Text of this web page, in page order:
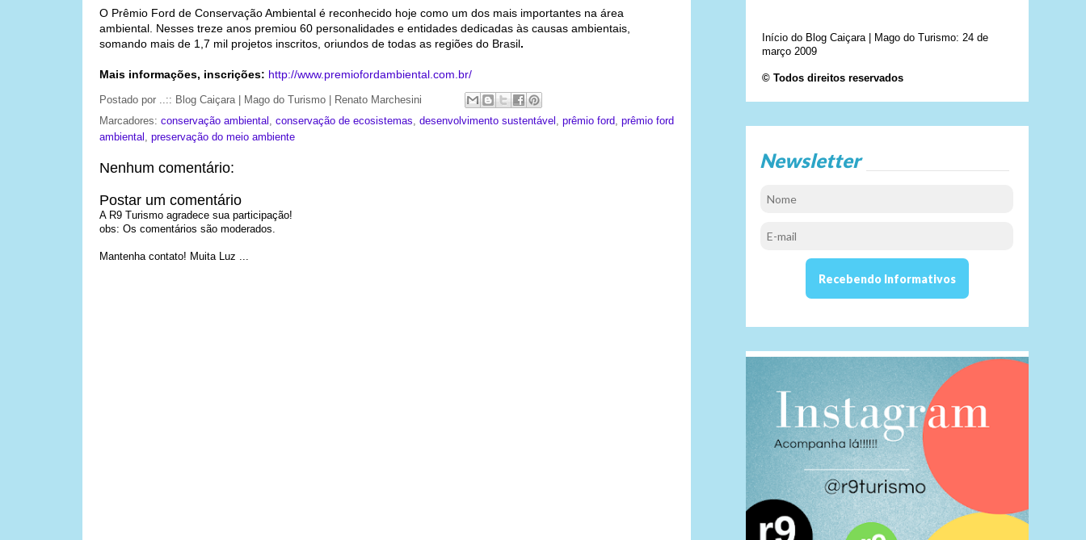
O Prêmio Ford de Conservação Ambiental é reconhecido hoje como um dos mais importantes na área
ambiental. Nesses treze anos premiou 60 personalidades e entidades dedicadas às causas ambientais,
somando mais de 1,7 mil projetos inscritos, oriundos de todas as regiões do Brasil.
Mais informações, inscrições: http://www.premiofordambiental.com.br/
Postado por
..:: Blog Caiçara | Mago do Turismo | Renato Marchesini
Marcadores: conservação ambiental , conservação de ecosistemas, desenvolvimento sustentável , prêmio ford, prêmio ford
ambiental , preservação do meio ambiente
Nenhum comentário:
Postar um comentário
A R9 Turismo agradece sua participação!
obs: Os comentários são moderados.
Mantenha contato! Muita Luz ...
Início do Blog Caiçara | Mago do Turismo: 24 de
março 2009
© Todos direitos reservados
Newsletter